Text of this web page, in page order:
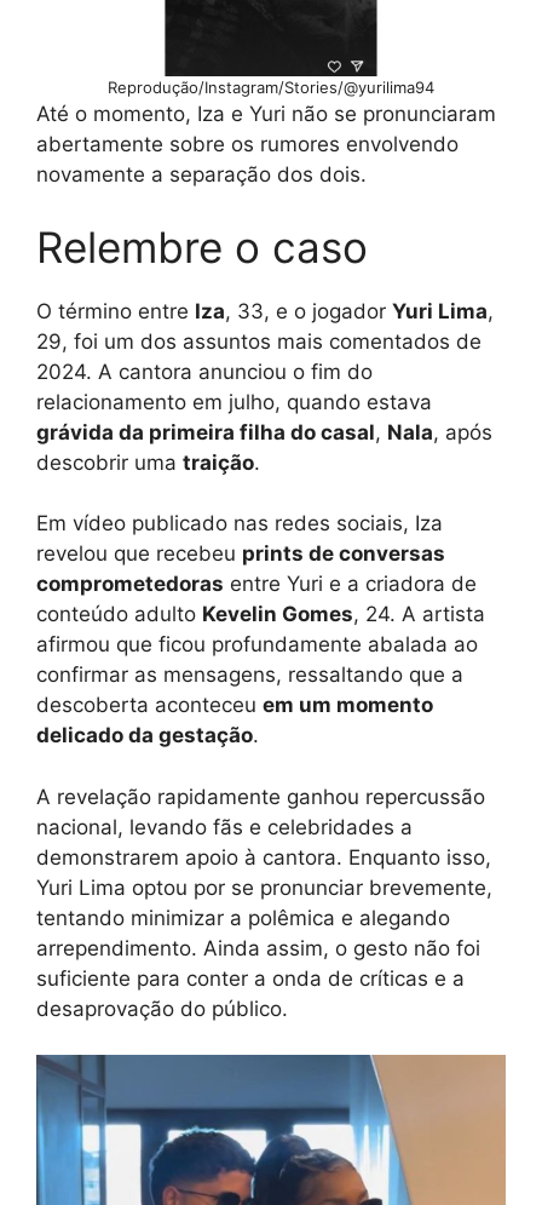
Reprodução/Instagram/Stories/@yurilima94
Até o momento, Iza e Yuri não se pronunciaram
abertamente sobre os rumores envolvendo
novamente a separação dos dois.
Relembre o caso
O término entre Iza, 33, e o jogador Yuri Lima,
29, foi um dos assuntos mais comentados de
2024. A cantora anunciou o fim do
relacionamento em julho, quando estava
grávida da primeira filha do casal, Nala, após
descobrir uma traição.
Em vídeo publicado nas redes sociais, Iza
revelou que recebeu prints de conversas
comprometedoras entre Yuri e a criadora de
conteúdo adulto Kevelin Gomes, 24. A artista
afirmou que ficou profundamente abalada ao
confirmar as mensagens, ressaltando que a
descoberta aconteceu em um momento
delicado da gestação.
A revelação rapidamente ganhou repercussão
nacional, levando fãs e celebridades a
demonstrarem apoio à cantora. Enquanto isso,
Yuri Lima optou por se pronunciar brevemente,
tentando minimizar a polêmica e alegando
arrependimento. Ainda assim, o gesto não foi
suficiente para conter a onda de críticas e a
desaprovação do público.